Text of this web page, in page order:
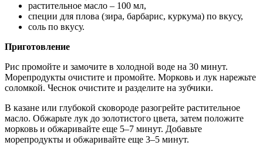
растительное масло – 100 мл,
специи для плова (зира, барбарис, куркума) по вкусу,
соль по вкусу.
Приготовление
Рис промойте и замочите в холодной воде на 30 минут.
Морепродукты очистите и промойте. Морковь и лук нарежьте
соломкой. Чеснок очистите и разделите на зубчики.
В казане или глубокой сковороде разогрейте растительное
масло. Обжарьте лук до золотистого цвета, затем положите
морковь и обжаривайте еще 5–7 минут. Добавьте
морепродукты и обжаривайте еще 3–5 минут.